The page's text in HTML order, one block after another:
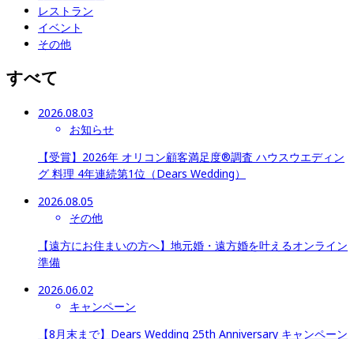
レストラン
イベント
その他
すべて
2026.08.03
お知らせ
【受賞】2026年 オリコン顧客満足度®調査 ハウスウエディン
グ 料理 4年連続第1位（Dears Wedding）
2026.08.05
その他
【遠方にお住まいの方へ】地元婚・遠方婚を叶えるオンライン
準備
2026.06.02
キャンペーン
【8月末まで】Dears Wedding 25th Anniversary キャンペーン